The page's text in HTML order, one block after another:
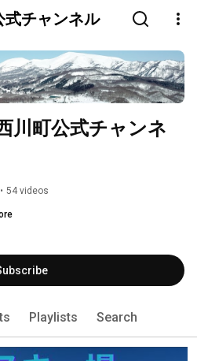
式チャンネル
川町公式チャンネ
• 54 videos
Playlists Search